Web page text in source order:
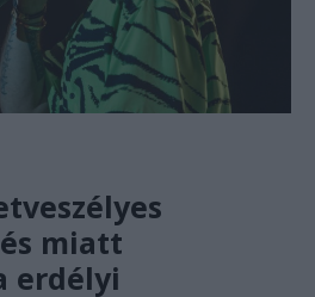
miatt
erdélyi